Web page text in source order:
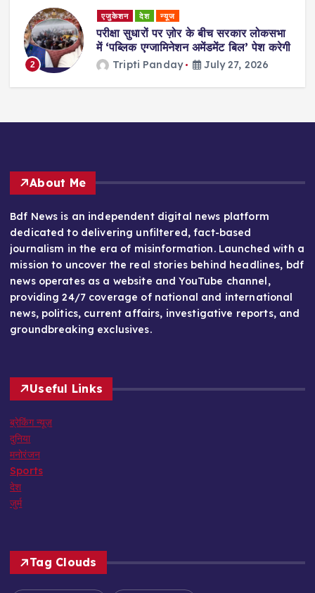
2
एजुकेशन देश न्यूज
परीक्षा सुधारों पर ज़ोर के बीच सरकार लोकसभा
में ‘पब्लिक एग्जामिनेशन अमेंडमेंट बिल’ पेश करेगी
Tripti Panday July 27, 2026
About Me
Bdf News is an independent digital news platform
dedicated to delivering unfiltered, fact-based
journalism in the era of misinformation. Launched with a
mission to uncover the real stories behind headlines, bdf
news operates as a website and YouTube channel,
providing 24/7 coverage of national and international
news, politics, current affairs, investigative reports, and
groundbreaking exclusives.
Useful Links
ब्रेकिंग न्यूज़
दुनिया
मनोरंजन
Sports
देश
जुर्म
Tag Clouds